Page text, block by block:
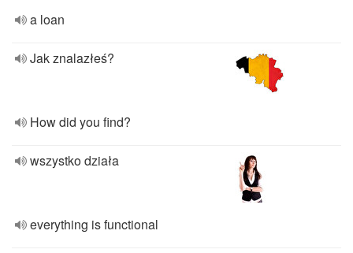
a loan
Jak znalazłeś?
How did you find?
wszystko działa
everything is functional